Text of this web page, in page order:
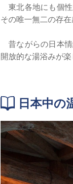
東北各地にも個性
その唯一無二の存
昔ながらの日本情
開放的な湯浴みが
日本中の